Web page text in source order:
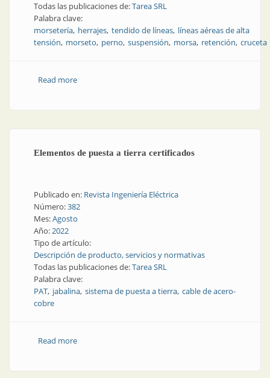
Todas las publicaciones de:Tarea SRL
Palabra clave:
morsetería herrajes tendido de líneas líneas aéreas de alta
tensión morseto perno suspensión morsa retención cruceta
Read moreabout Herrajes y morsetería para líneas de alta
Elementos de puesta a tierra certificados
Publicado en: Revista Ingeniería Eléctrica
Número:382
Mes:Agosto
Año:2022
Tipo de artículo:
Descripción de producto, servicios y normativas
Todas las publicaciones de:Tarea SRL
Palabra clave:
PAT jabalina sistema de puesta a tierra cable de acero-
cobre
Read moreabout Elementos de puesta a tierra certificados